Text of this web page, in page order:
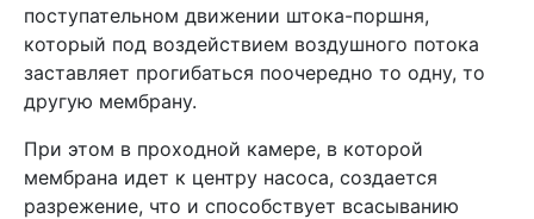
поступательном движении штока-поршня,
который под воздействием воздушного потока
заставляет прогибаться поочередно то одну, то
другую мембрану.
При этом в проходной камере, в которой
мембрана идет к центру насоса, создается
разрежение, что и способствует всасыванию